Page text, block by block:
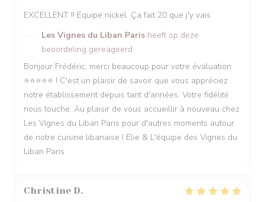
EXCELLENT !! Equipe nickel. Ça fait 20 que j'y vais
Les Vignes du Liban Paris heeft op deze
beoordeling gereageerd
Bonjour Frédéric, merci beaucoup pour votre évaluation
⭐️⭐️⭐️⭐️⭐️ ! C'est un plaisir de savoir que vous appréciez
notre établissement depuis tant d'années. Votre fidélité
nous touche. Au plaisir de vous accueillir à nouveau chez
Les Vignes du Liban Paris pour d'autres moments autour
de notre cuisine libanaise ! Elie & L'équipe des Vignes du
Liban Paris
Christine D